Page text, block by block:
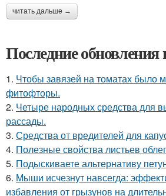
читать дальше →
Последние обновления
1. Чтобы завязей на томатах было
фитофторы.
2. Четыре народных средства для
рассады.
3. Средства от вредителей для
4. Полезные свойства листьев
5. Подыскиваете альтернативу
6. Мыши исчезнут навсегда:
избавления от грызунов на